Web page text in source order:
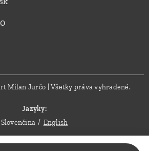
Milan Jurčo | Všetky práva vyhradené.
Jazyky
Slovenčina
English